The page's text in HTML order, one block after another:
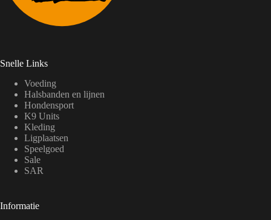
Snelle Links
Voeding
Halsbanden en lijnen
Hondensport
K9 Units
Kleding
Ligplaatsen
Speelgoed
Sale
SAR
Informatie